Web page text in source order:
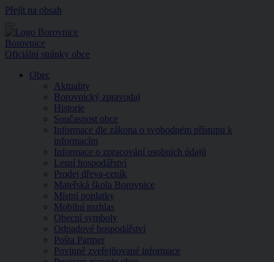
Přejít na obsah
Menu
Borovnice
Oficiální stránky obce
Obec
Aktuality
Borovnický zpravodaj
Historie
Současnost obce
Informace dle zákona o svobodném přístupu k
informacím
Informace o zpracování osobních údajů
Lesní hospodářství
Prodej dřeva-ceník
Mateřská škola Borovnice
Místní poplatky
Mobilní rozhlas
Obecní symboly
Odpadové hospodářství
Pošta Partner
Povinně zveřejňované informace